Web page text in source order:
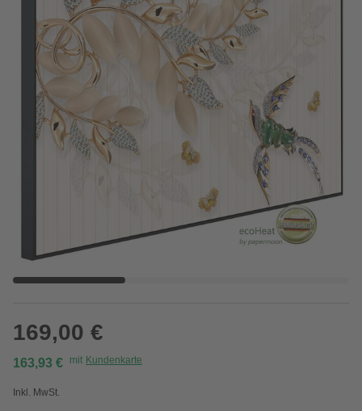
169,00 €
163,93 € mit Kundenkarte
Inkl. MwSt.